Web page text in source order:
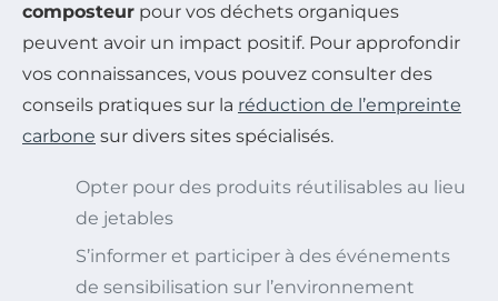
composteur pour vos déchets organiques
peuvent avoir un impact positif. Pour approfondir
vos connaissances, vous pouvez consulter des
conseils pratiques sur la réduction de l’empreinte
carbone sur divers sites spécialisés.
Opter pour des produits réutilisables au lieu
de jetables
S’informer et participer à des événements
de sensibilisation sur l’environnement